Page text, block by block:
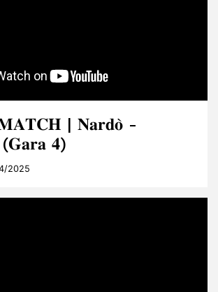
| 𝐍𝐚𝐫𝐝𝐨̀ -
𝟒)
2025